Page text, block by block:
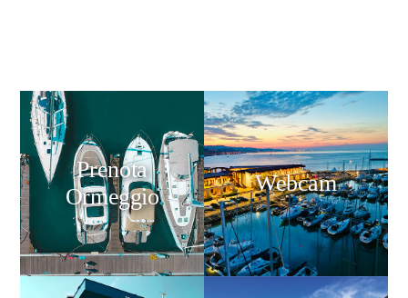
Prenota
Ormeggio
Webcam